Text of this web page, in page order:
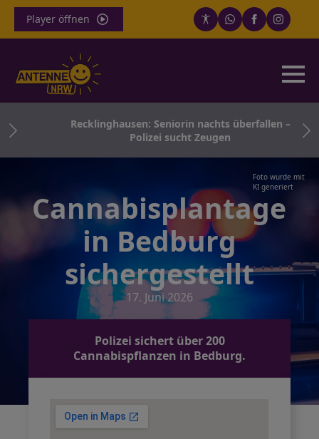
Player öffnen
Recklinghausen: Seniorin nachts überfallen –
Polizei sucht Zeugen
Foto wurde mit
KI generiert
Cannabisplantage
in Bedburg
sichergestellt
17. Juni 2026
Polizei sichert über 200
Cannabispflanzen in Bedburg.